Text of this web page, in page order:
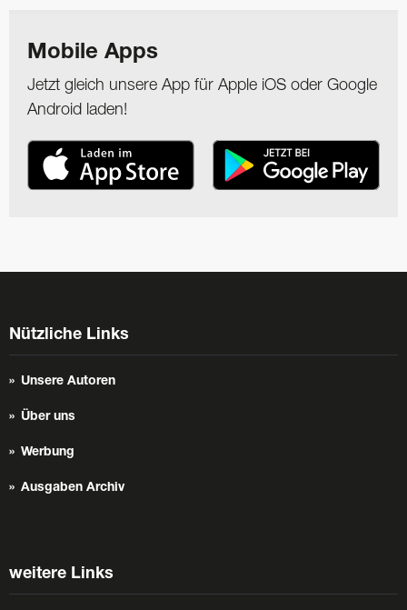
Mobile Apps
Jetzt gleich unsere App für Apple iOS oder Google
Android laden!
Nützliche Links
Unsere Autoren
Über uns
Werbung
Ausgaben Archiv
weitere Links